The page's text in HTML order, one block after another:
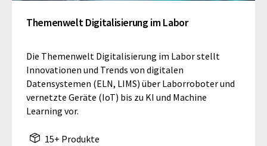
Themenwelt Digitalisierung im Labor
Die Themenwelt Digitalisierung im Labor stellt
Innovationen und Trends von digitalen
Datensystemen (ELN, LIMS) über Laborroboter und
vernetzte Geräte (IoT) bis zu KI und Machine
Learning vor.
15+ Produkte